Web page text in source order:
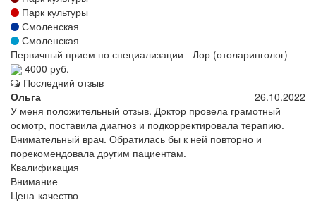
Парк культуры
Смоленская
Смоленская
Первичный прием по специализации - Лор (отоларинголог)
4000 руб.
Последний отзыв
Ольга
26.10.2022
У меня положительный отзыв. Доктор провела грамотный
осмотр, поставила диагноз и подкорректировала терапию.
Внимательный врач. Обратилась бы к ней повторно и
порекомендовала другим пациентам.
Квалификация
Внимание
Цена-качество